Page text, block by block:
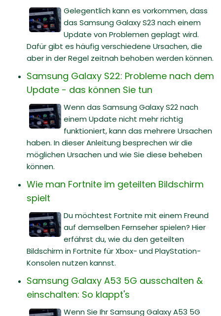
Gelegentlich kann es vorkommen, dass
das Samsung Galaxy S23 nach einem
Update von Problemen geplagt wird.
Dafür gibt es häufig verschiedene Ursachen, die
aber in der Regel zeitnah behoben werden können.
Samsung Galaxy S22: Probleme nach dem
Update - das können Sie tun
Wenn das Samsung Galaxy S22 nach
einem Update nicht mehr richtig
funktioniert, kann das mehrere Ursachen
haben. In dieser Anleitung besprechen wir die
möglichen Ursachen und wie Sie diese beheben
können.
Wie man Fortnite im geteilten Bildschirm
spielt
Du möchtest Fortnite mit einem Freund
auf demselben Fernseher spielen? Hier
erfährst du, wie du den geteilten
Bildschirm in Fortnite für Xbox- und PlayStation-
Konsolen nutzen kannst.
Samsung Galaxy A53 5G ausschalten &
einschalten: So klappt's
Wenn Sie Ihr Samsung Galaxy A53 5G